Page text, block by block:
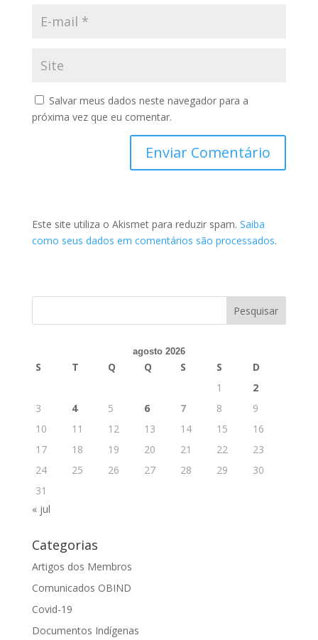
Salvar meus dados neste navegador para a
próxima vez que eu comentar.
Este site utiliza o Akismet para reduzir spam. Saiba
como seus dados em comentários são processados.
agosto 2026
S T Q Q S S
D
1
2
3
4 5 6 7 8
9
10
11 12 13 14 15
16
17
18 19 20 21 22
23
24
25 26 27 28 29
30
31
« jul
Categorias
Artigos dos Membros
Comunicados OBIND
Covid-19
Documentos Indígenas